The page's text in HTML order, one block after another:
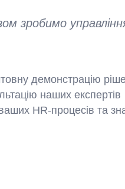
зробимо
демонстрацію
наших експертів
HR-процесів та